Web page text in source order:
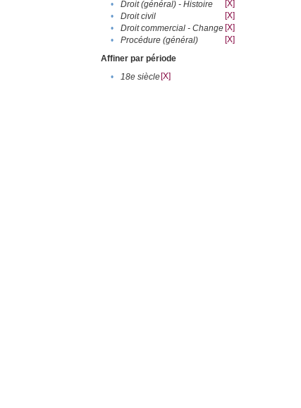
•
Droit (général) - Histoire
[X]
•
Droit civil
[X]
•
Droit commercial - Change [X]
•
Procédure (général)
[X]
Affiner par période
•
18e siècle[X]